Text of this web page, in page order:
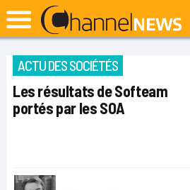
ACTU DES SOCIÉTÉS
Les résultats de Softeam
portés par les SOA